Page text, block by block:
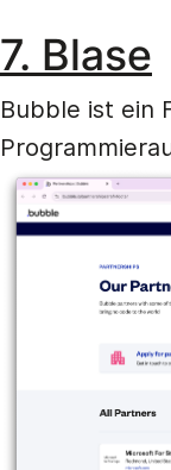
7. Blase
Bubble ist ein